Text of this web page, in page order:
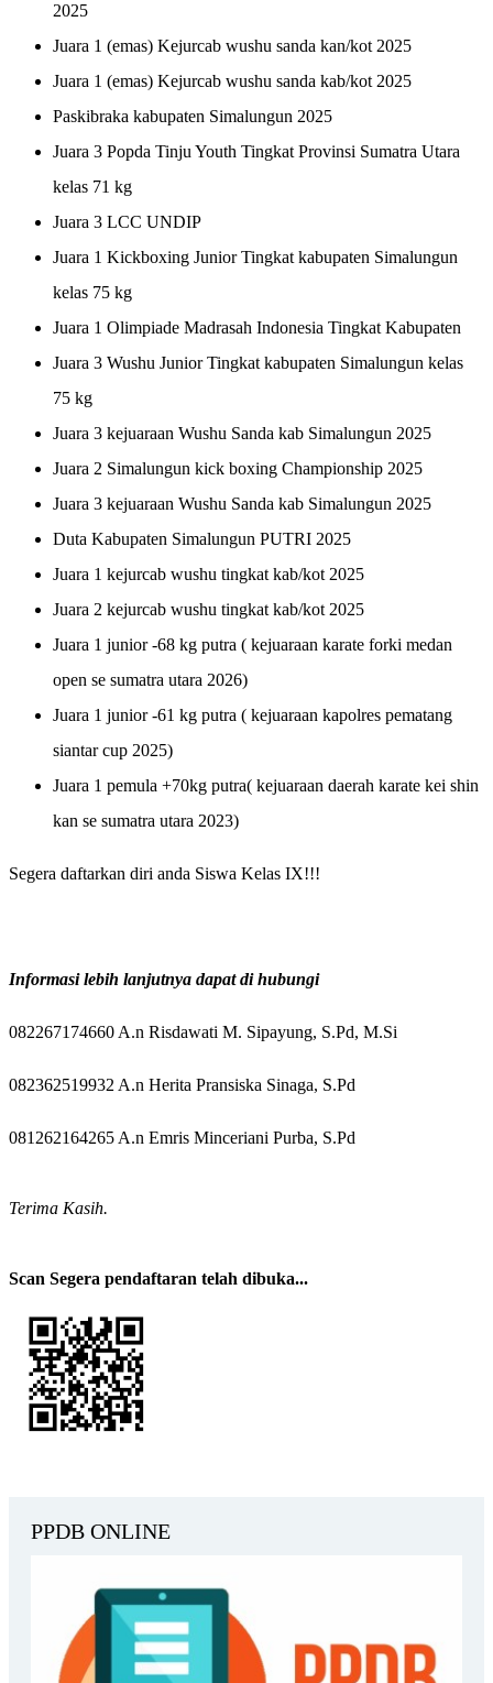
2025
Juara 1 (emas) Kejurcab wushu sanda kan/kot 2025
Juara 1 (emas) Kejurcab wushu sanda kab/kot 2025
Paskibraka kabupaten Simalungun 2025
Juara 3 Popda Tinju Youth Tingkat Provinsi Sumatra Utara
kelas 71 kg
Juara 3 LCC UNDIP
Juara 1 Kickboxing Junior Tingkat kabupaten Simalungun
kelas 75 kg
Juara 1 Olimpiade Madrasah Indonesia Tingkat Kabupaten
Juara 3 Wushu Junior Tingkat kabupaten Simalungun kelas
75 kg
Juara 3 kejuaraan Wushu Sanda kab Simalungun 2025
Juara 2 Simalungun kick boxing Championship 2025
Juara 3 kejuaraan Wushu Sanda kab Simalungun 2025
Duta Kabupaten Simalungun PUTRI 2025
Juara 1 kejurcab wushu tingkat kab/kot 2025
Juara 2 kejurcab wushu tingkat kab/kot 2025
Juara 1 junior -68 kg putra ( kejuaraan karate forki medan
open se sumatra utara 2026)
Juara 1 junior -61 kg putra ( kejuaraan kapolres pematang
siantar cup 2025)
Juara 1 pemula +70kg putra( kejuaraan daerah karate kei shin
kan se sumatra utara 2023)
Segera daftarkan diri anda Siswa Kelas IX!!!
Informasi lebih lanjutnya dapat di hubungi
082267174660 A.n Risdawati M. Sipayung, S.Pd, M.Si
082362519932 A.n Herita Pransiska Sinaga, S.Pd
081262164265 A.n Emris Minceriani Purba, S.Pd
Terima Kasih.
Scan Segera pendaftaran telah dibuka...
PPDB ONLINE